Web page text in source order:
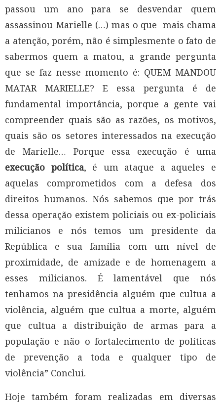
passou um ano para se desvendar quem
assassinou Marielle (…) mas o que mais chama
a atenção, porém, não é simplesmente o fato de
sabermos quem a matou, a grande pergunta
que se faz nesse momento é: QUEM MANDOU
MATAR MARIELLE? E essa pergunta é de
fundamental importância, porque a gente vai
compreender quais são as razões, os motivos,
quais são os setores interessados na execução
de Marielle… Porque essa execução é uma
execução política, é um ataque a aqueles e
aquelas comprometidos com a defesa dos
direitos humanos. Nós sabemos que por trás
dessa operação existem policiais ou ex-policiais
milicianos e nós temos um presidente da
República e sua família com um nível de
proximidade, de amizade e de homenagem a
esses milicianos. É lamentável que nós
tenhamos na presidência alguém que cultua a
violência, alguém que cultua a morte, alguém
que cultua a distribuição de armas para a
população e não o fortalecimento de políticas
de prevenção a toda e qualquer tipo de
violência” Conclui.
Hoje também foram realizadas em diversas